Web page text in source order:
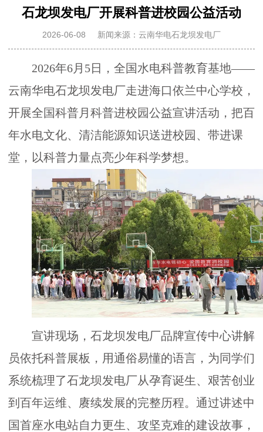
景
决
策
询
术
交
石龙坝发电厂开展科普进校园公益活动
2026-06-08 新闻来源：云南华电石龙坝发电厂
2026年6月5日，全国水电科普教育基地——
云南华电石龙坝发电厂走进海口依兰中心学校，
开展全国科普月科普进校园公益宣讲活动，把百
年水电文化、清洁能源知识送进校园、带进课
堂，以科普力量点亮少年科学梦想。
宣讲现场，石龙坝发电厂品牌宣传中心讲解
员依托科普展板，用通俗易懂的语言，为同学们
系统梳理了石龙坝发电厂从孕育诞生、艰苦创业
到百年运维、赓续发展的完整历程。通过讲述中
国首座水电站自力更生、攻坚克难的建设故事，